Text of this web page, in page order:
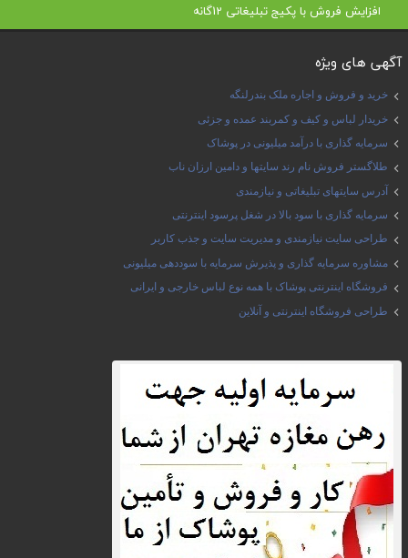
افزایش فروش با پکیج تبلیغاتی 12گانه
آگهی های ویژه
خرید و فروش و اجاره ملک بندرلنگه
خریدار لباس و کیف و کمربند عمده و جزئی
سرمایه گذاری با درآمد میلیونی در پوشاک
طلاگستر فروش نام رند سایتها و دامین ارزان ناب
آدرس سایتهای تبلیغاتی و نیازمندی
سرمایه گذاری با سود بالا در شغل پرسود اینترنتی
طراحی سایت نیازمندی و مدیریت سایت و جذب کاربر
مشاوره سرمایه گذاری و پذیرش سرمایه با سوددهی میلیونی
فروشگاه اینترنتی پوشاک با همه نوع لباس خارجی و ایرانی
طراحی فروشگاه اینترنتی و آنلاین